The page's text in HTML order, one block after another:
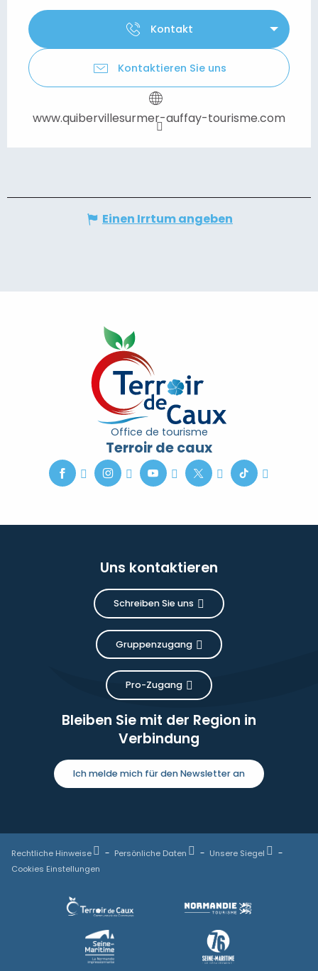
Kontakt
Kontaktieren Sie uns
www.quibervillesurmer-auffay-tourisme.com
Einen Irrtum angeben
Office de tourisme
Terroir de caux
Uns kontaktieren
Schreiben Sie uns
Gruppenzugang
Pro-Zugang
Bleiben Sie mit der Region in
Verbindung
Ich melde mich für den Newsletter an
Rechtliche Hinweise Persönliche Daten
Unsere Siegel
Cookies Einstellungen